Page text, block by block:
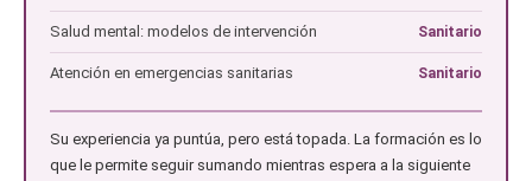
Salud mental: modelos de intervención Sanitario
Atención en emergencias sanitarias Sanitario
Su experiencia ya puntúa, pero está topada. La formación es lo
que le permite seguir sumando mientras espera a la siguiente